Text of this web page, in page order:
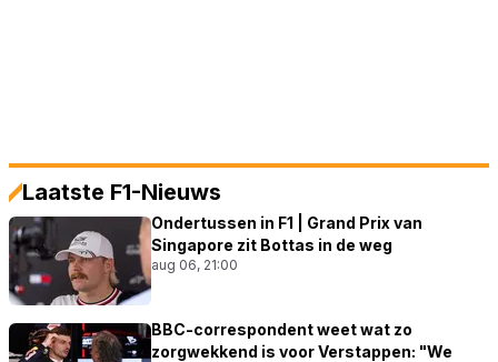
Laatste F1-Nieuws
Ondertussen in F1 | Grand Prix van
Singapore zit Bottas in de weg
aug 06, 21:00
BBC-correspondent weet wat zo
zorgwekkend is voor Verstappen: "We